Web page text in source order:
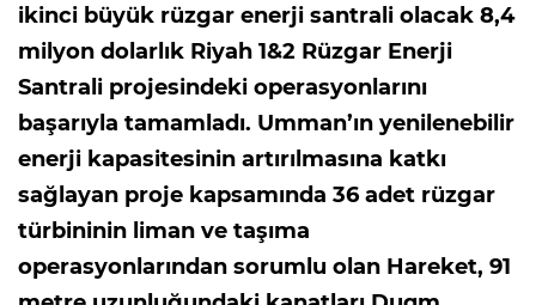
ikinci büyük rüzgar enerji santrali olacak 8,4
milyon dolarlık Riyah 1&2 Rüzgar Enerji
Santrali projesindeki operasyonlarını
başarıyla tamamladı. Umman’ın yenilenebilir
enerji kapasitesinin artırılmasına katkı
sağlayan proje kapsamında 36 adet rüzgar
türbininin liman ve taşıma
operasyonlarından sorumlu olan Hareket, 91